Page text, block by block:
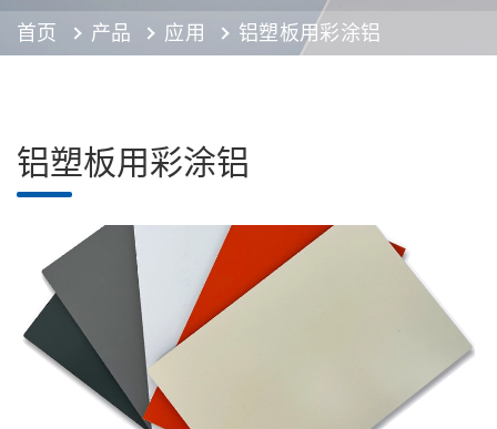
首页 产品 应用 铝塑板用彩涂铝
铝塑板用彩涂铝